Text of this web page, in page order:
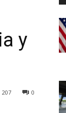
y
0
207